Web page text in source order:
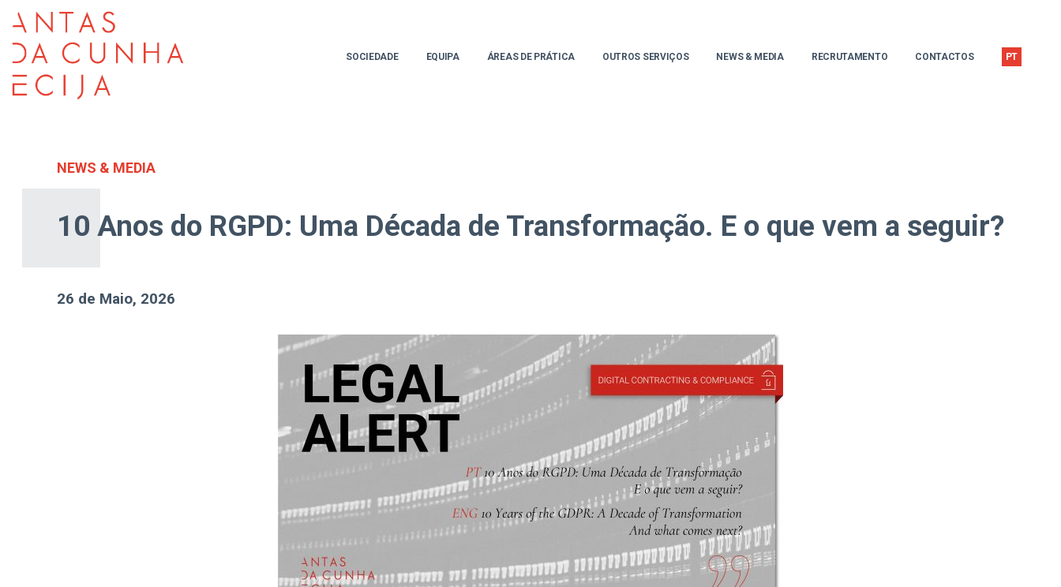
SOCIEDADE EQUIPA ÁREAS DE PRÁTICA OUTROS SERVIÇOS NEWS & MEDIA RECRUTAMENTO CONTACTOS PT
NEWS & MEDIA
10 Anos do RGPD: Uma Década de Transformação. E o que vem a seguir?
26 de Maio, 2026